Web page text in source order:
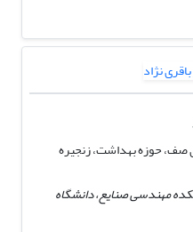
حوزه‌ بهداشت، زنجیره
مهندسی صنایع، دانشگاه